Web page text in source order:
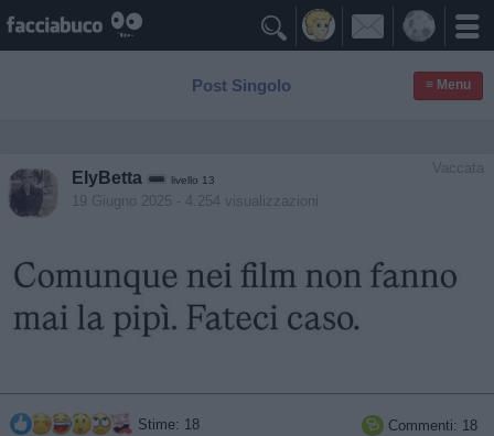

Post Singolo ≡ Menu
Vaccata
ElyBetta livello 13
19 Giugno 2025 - 4.254 visualizzazioni
Stime: 18  Commenti: 18